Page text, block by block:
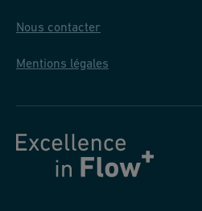
Nous contacter
Mentions légales